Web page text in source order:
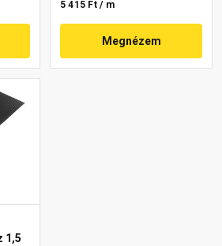
5 415 Ft / m
Megnézem
1,5